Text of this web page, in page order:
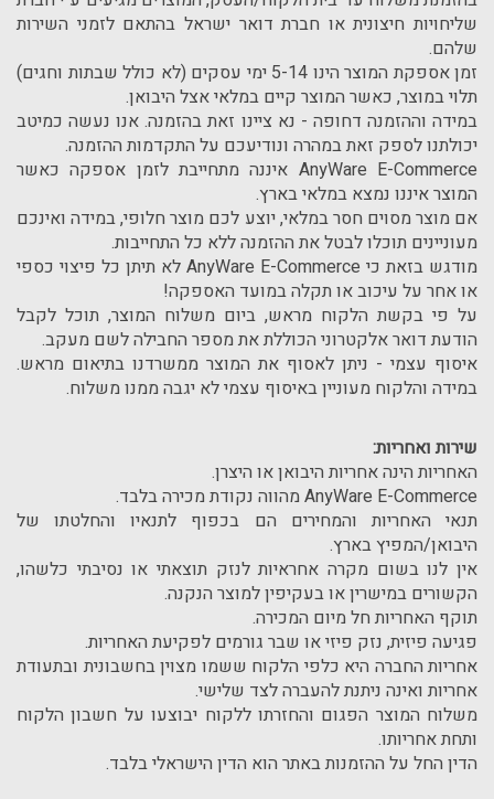
שליחויות חיצונית או חברת דואר ישראל בהתאם לזמני השירות
שלהם.
זמן אספקת המוצר הינו 5-14 ימי עסקים (לא כולל שבתות וחגים)
תלוי במוצר, כאשר המוצר קיים במלאי אצל היבואן.
במידה וההזמנה דחופה - נא ציינו זאת בהזמנה. אנו נעשה כמיטב
יכולתנו לספק זאת במהרה ונודיעכם על התקדמות ההזמנה.
AnyWare E-Commerce איננה מתחייבת לזמן אספקה כאשר
המוצר איננו נמצא במלאי בארץ.
אם מוצר מסוים חסר במלאי, יוצע לכם מוצר חלופי, במידה ואינכם
מעוניינים תוכלו לבטל את ההזמנה ללא כל התחייבות.
מודגש בזאת כי AnyWare E-Commerce לא תיתן כל פיצוי כספי
או אחר על עיכוב או תקלה במועד האספקה!
על פי בקשת הלקוח מראש, ביום משלוח המוצר, תוכל לקבל
הודעת דואר אלקטרוני הכוללת את מספר החבילה לשם מעקב.
איסוף עצמי - ניתן לאסוף את המוצר ממשרדנו בתיאום מראש.
במידה והלקוח מעוניין באיסוף עצמי לא יגבה ממנו משלוח.
שירות ואחריות:
האחריות הינה אחריות היבואן או היצרן.
AnyWare E-Commerce מהווה נקודת מכירה בלבד.
תנאי האחריות והמחירים הם בכפוף לתנאיו והחלטתו של
היבואן/המפיץ בארץ.
אין לנו בשום מקרה אחראיות לנזק תוצאתי או נסיבתי כלשהו,
הקשורים במישרין או בעקיפין למוצר הנקנה.
תוקף האחריות חל מיום המכירה.
פגיעה פיזית, נזק פיזי או שבר גורמים לפקיעת האחריות.
אחריות החברה היא כלפי הלקוח ששמו מצוין בחשבונית ובתעודת
אחריות ואינה ניתנת להעברה לצד שלישי.
משלוח המוצר הפגום והחזרתו ללקוח יבוצעו על חשבון הלקוח
ותחת אחריותו.
הדין החל על ההזמנות באתר הוא הדין הישראלי בלבד.